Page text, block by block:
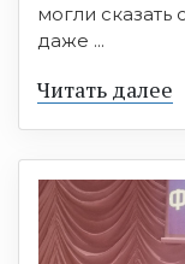
могли
даже ...
Читать далее